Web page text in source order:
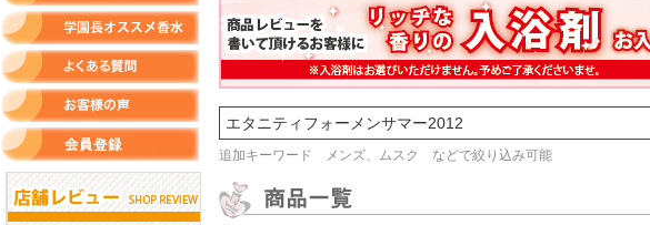
検索
追加キーワード メンズ、ムスク などで絞り込み可能